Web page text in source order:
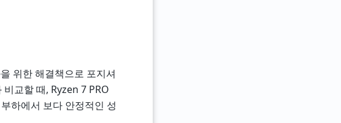
을 위한 해결책으로 포지셔
교할 때, Ryzen 7 PRO
하에서 보다 안정적인 성